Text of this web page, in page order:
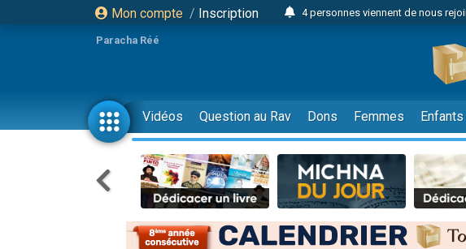
Mon compte / Inscription
4 personnes viennent de nous
Odaya vient de donner son
3 personnes viennent de faire
3 personnes viennent de
13 personnes viennent de
2 personnes viennent de nous
30 personnes viennent de
Il reste 49 places pour étudier
12 nouvelles musiques dans
Paracha Réé
Vidéos Question au Rav Dons Femmes Enfants